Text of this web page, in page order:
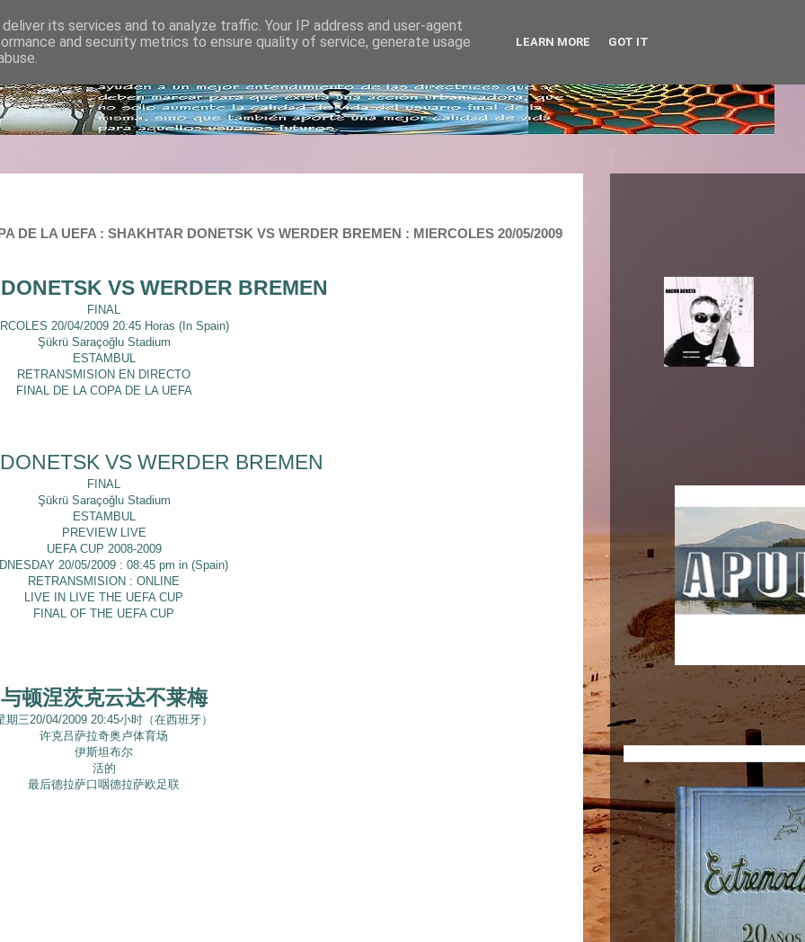
DE LA UEFA : SHAKHTAR DONETSK VS WERDER BREMEN : MIERCOLES 20/05/2009
VS WERDER BREMEN
FINAL
20/04/2009 20:45 Horas (In Spain)
Şükrü Saraçoğlu Stadium
ESTAMBUL
RETRANSMISION EN DIRECTO
FINAL DE LA COPA DE LA UEFA
VS WERDER BREMEN
FINAL
Şükrü Saraçoğlu Stadium
ESTAMBUL
PREVIEW LIVE
UEFA CUP 2008-2009
20/05/2009 : 08:45 pm in (Spain)
RETRANSMISION : ONLINE
LIVE IN LIVE THE UEFA CUP
FINAL OF THE UEFA CUP
与顿涅茨克云达不莱梅
期三20/04/2009 20:45小时（在西班牙）
许克吕萨拉奇奥卢体育场
伊斯坦布尔
活的
最后德拉萨口咽德拉萨欧足联
its services and to analyze traffic. Your IP address and user-agent
and security metrics to ensure quality of service, generate usage
LEARN MORE GOT IT